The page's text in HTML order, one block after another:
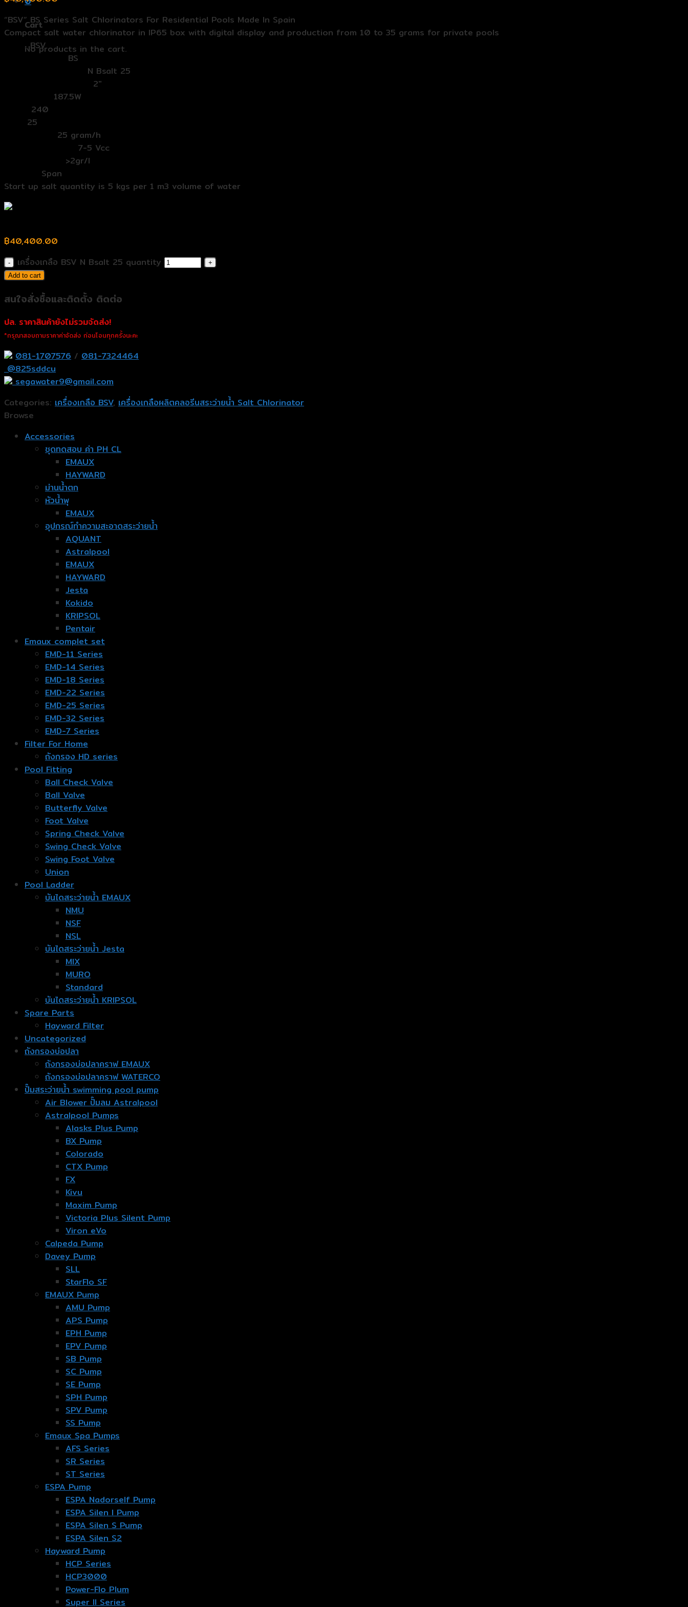
Cart
No products in the cart.
“BSV” BS Series Salt Chlorinators For Residential Pools Made In Spain
Compact salt water chlorinator in IP65 box with digital display and production from 10 to 35 grams for private pools
Band:BSV
BS
N Bsalt 25
2″
187.5W
240
25
25 gram/h
7-5 Vcc
>2gr/l
Span
Start up salt quantity is 5 kgs per 1 m3 volume of water
฿40,400.00
เครื่องเกลือ BSV N Bsalt 25 quantity
Add to cart
สนใจสั่งซื้อและติดตั้ง ติดต่อ
ปล. ราคาสินค้ายังไม่รวมจัดส่ง!
*กรุณาสอบถามราคาค่าจัดส่ง ก่อนโอนทุกครั้งนะคะ
081-1707576 / 081-7324464
@825sddcu
segawater9@gmail.com
Categories: เครื่องเกลือ BSV, เครื่องเกลือผลิตคลอรีนสระว่ายน้ำ Salt Chlorinator
Browse
Accessories
ชุดทดสอบ ค่า PH CL
EMAUX
HAYWARD
ม่านน้ำตก
หัวน้ำพุ
EMAUX
อุปกรณ์ทำความสะอาดสระว่ายน้ำ
AQUANT
Astralpool
EMAUX
HAYWARD
Jesta
Kokido
KRIPSOL
Pentair
Emaux complet set
EMD-11 Series
EMD-14 Series
EMD-18 Series
EMD-22 Series
EMD-25 Series
EMD-32 Series
EMD-7 Series
Filter For Home
ถังกรอง HD series
Pool Fitting
Ball Check Valve
Ball Valve
Butterfly Valve
Foot Valve
Spring Check Valve
Swing Check Valve
Swing Foot Valve
Union
Pool Ladder
บันไดสระว่ายน้ำ EMAUX
NMU
NSF
NSL
บันไดสระว่ายน้ำ Jesta
MIX
MURO
Standard
บันไดสระว่ายน้ำ KRIPSOL
Spare Parts
Hayward Filter
Uncategorized
ถังกรองบ่อปลา
ถังกรองบ่อปลาคราฟ EMAUX
ถังกรองบ่อปลาคราฟ WATERCO
ปั๊มสระว่ายน้ำ swimming pool pump
Air Blower ปั๊มลม Astralpool
Astralpool Pumps
Alasks Plus Pump
BX Pump
Colorado
CTX Pump
FX
Kivu
Maxim Pump
Victoria Plus Silent Pump
Viron eVo
Calpeda Pump
Davey Pump
SLL
StarFlo SF
EMAUX Pump
AMU Pump
APS Pump
EPH Pump
EPV Pump
SB Pump
SC Pump
SE Pump
SPH Pump
SPV Pump
SS Pump
Emaux Spa Pumps
AFS Series
SR Series
ST Series
ESPA Pump
ESPA Nadorself Pump
ESPA Silen I Pump
ESPA Silen S Pump
ESPA Silen S2
Hayward Pump
HCP Series
HCP3000
Power-Flo Plum
Super II Series